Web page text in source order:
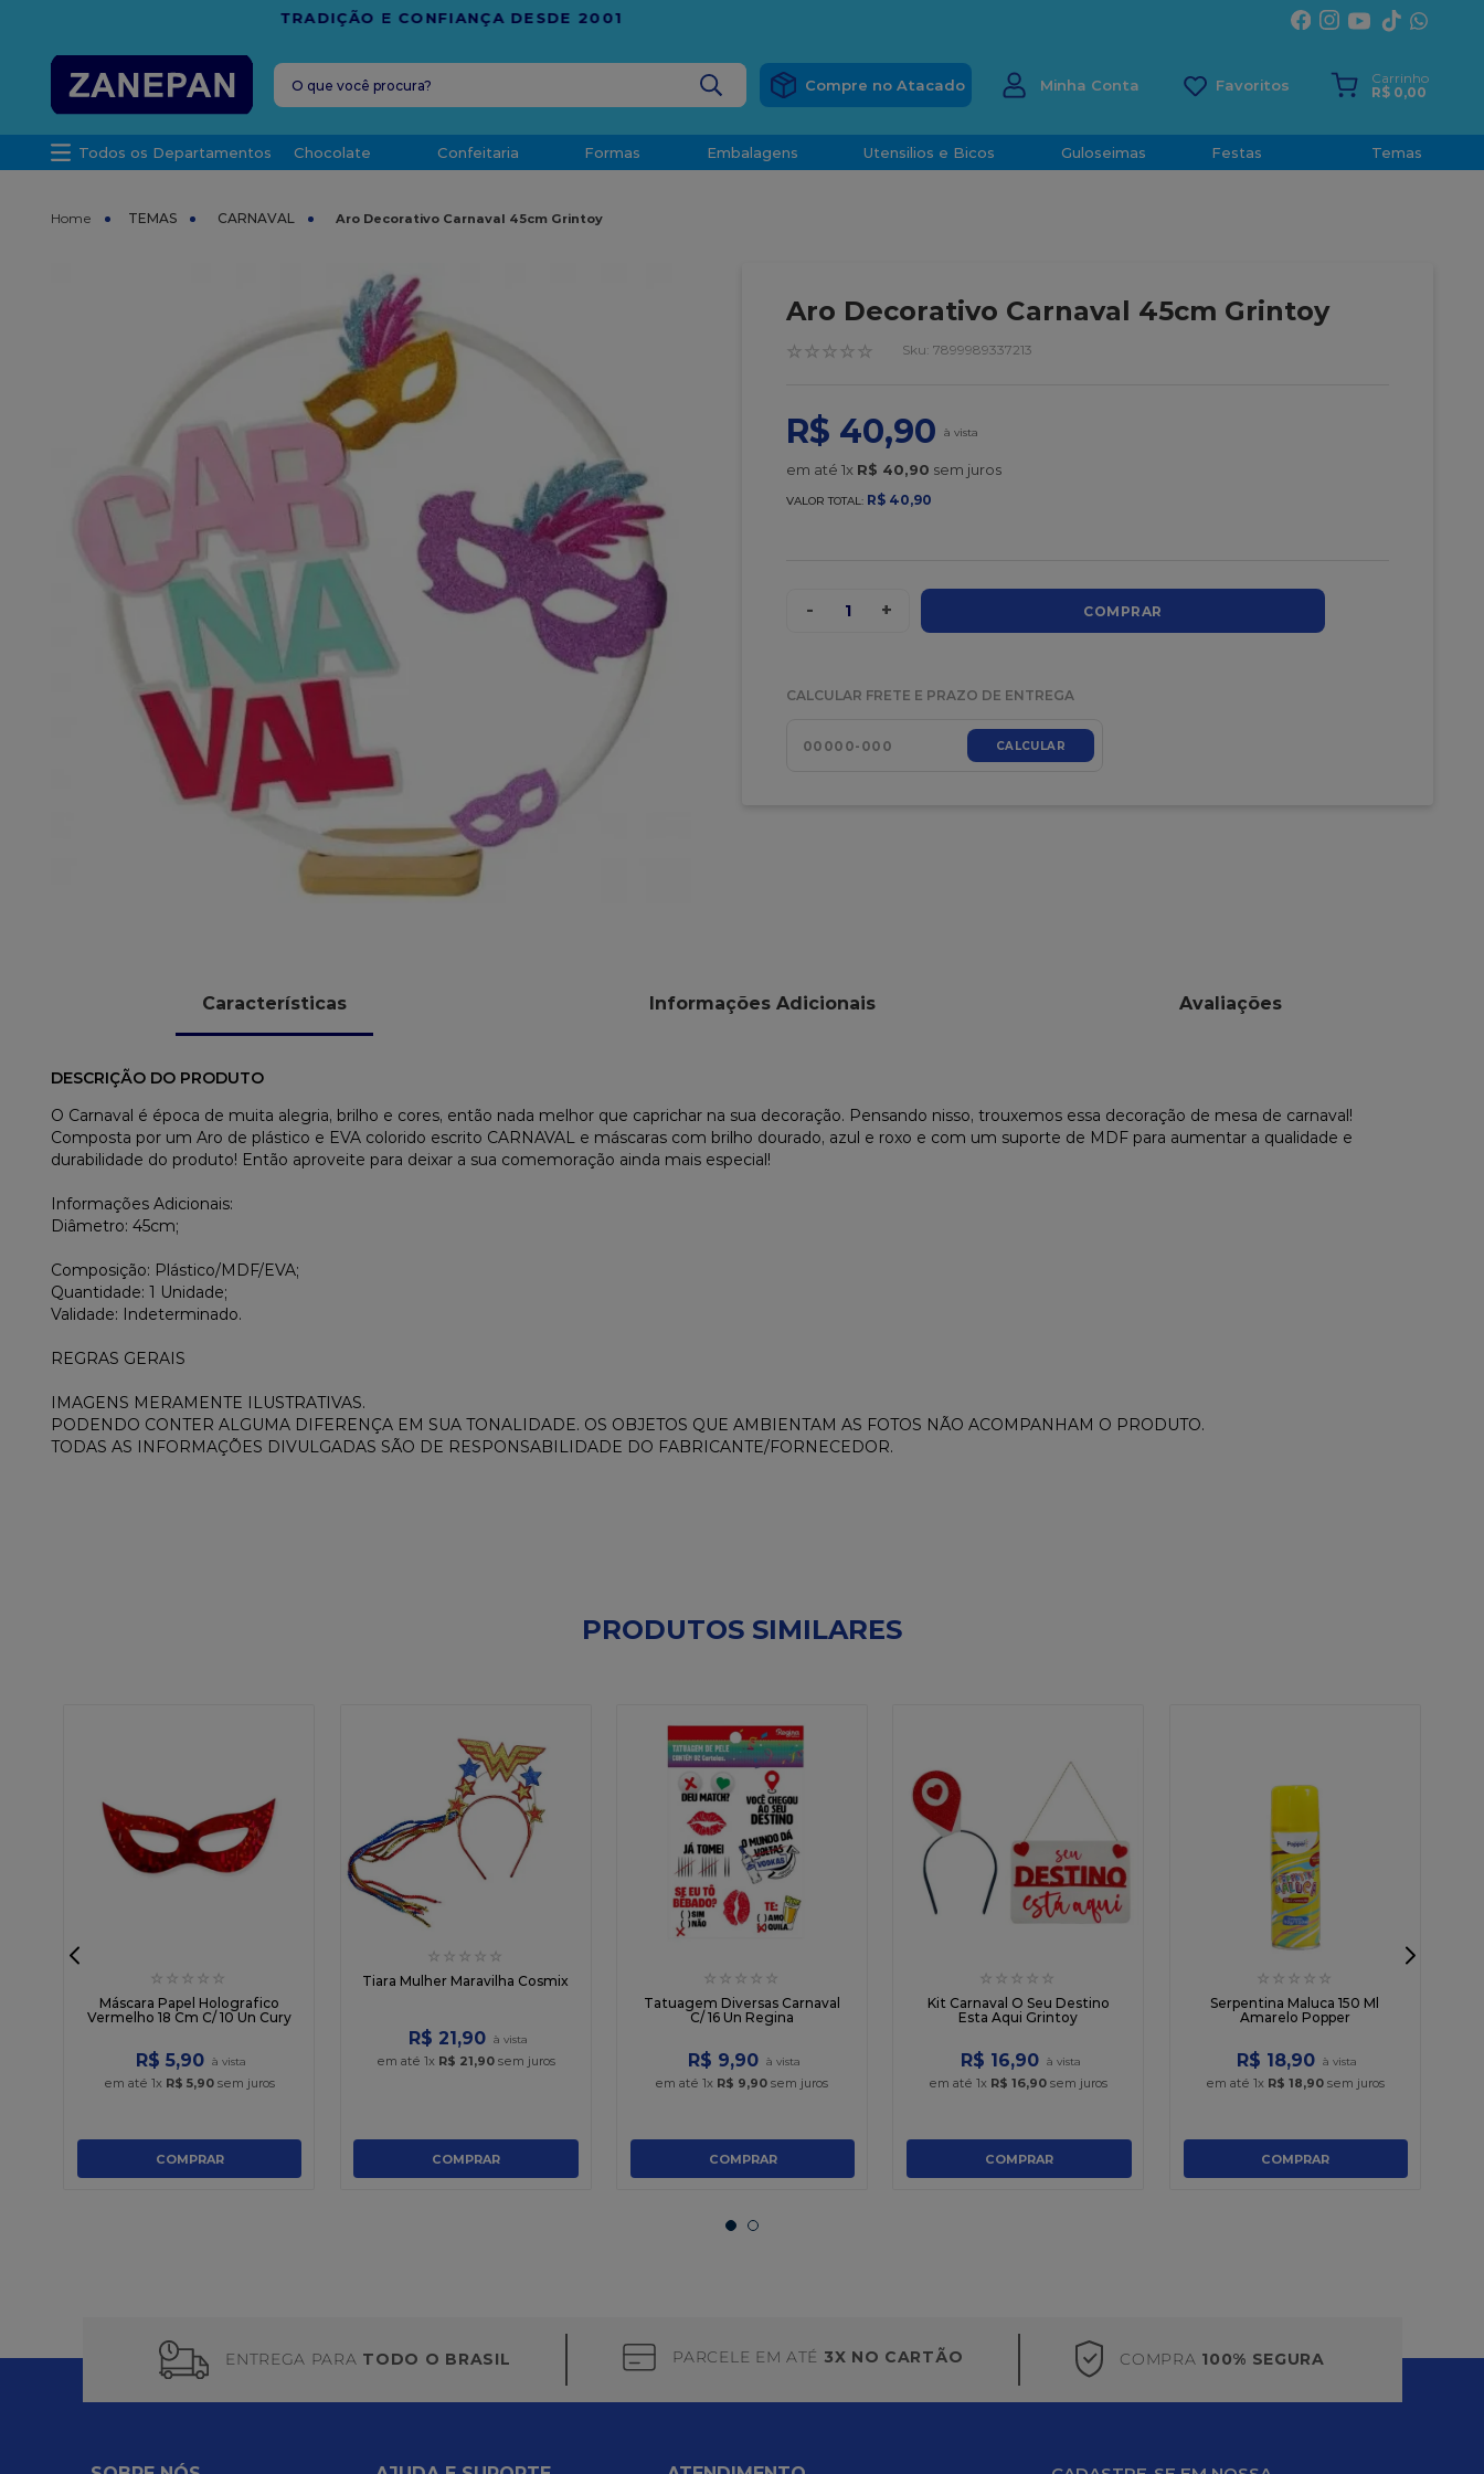
FRETE GRÁTISEM COMPRAS ACIMA DE R$ 1.000,00 PARA O ESPÍRITO SANTO
O que você procura?
Minha Conta
Carrinho
R$ 0,00
Todos os Departamentos Chocolate Confeitaria Formas Embalagens Utensilios e Bicos Guloseimas Festas Temas
TEMAS CARNAVAL Aro Decorativo Carnaval 45cm Grintoy
Aro Decorativo Carnaval 45cm Grintoy
☆ ☆ ☆ ☆ ☆ : 7899989337213
R$ 40,90
em até 1x R$ 40,90 sem juros
VALOR TOTAL: R$ 40,90
- 1 + COMPRAR
CALCULAR FRETE E PRAZO DE ENTREGA
CALCULAR
Características Informações Adicionais Avaliações
DESCRIÇÃO DO PRODUTO
O Carnaval é época de muita alegria, brilho e cores, então nada melhor que caprichar na sua decoração. Pensando nisso, trouxemos essa decoração de mesa de carnaval!
Composta por um Aro de plástico e EVA colorido escrito CARNAVAL e máscaras com brilho dourado, azul e roxo e com um suporte de MDF para aumentar a qualidade e
durabilidade do produto! Então aproveite para deixar a sua comemoração ainda mais especial!
Informações Adicionais:
Diâmetro: 45cm;
Composição: Plástico/MDF/EVA;
Quantidade: 1 Unidade;
Validade: Indeterminado.
REGRAS GERAIS
IMAGENS MERAMENTE ILUSTRATIVAS.
PODENDO CONTER ALGUMA DIFERENÇA EM SUA TONALIDADE. OS OBJETOS QUE AMBIENTAM AS FOTOS NÃO ACOMPANHAM O PRODUTO.
TODAS AS INFORMAÇÕES DIVULGADAS SÃO DE RESPONSABILIDADE DO FABRICANTE/FORNECEDOR.
PRODUTOS SIMILARES
☆ ☆ ☆ ☆ ☆
Máscara Papel Holografico
Vermelho 18 Cm C/ 10 Un Cury
R$ 5,90
em até 1x R$ 5,90sem juros
COMPRAR
☆ ☆ ☆ ☆ ☆
Tiara Mulher Maravilha Cosmix
R$ 21 ,90
em até 1x R$ 21,90sem juros
COMPRAR
☆ ☆ ☆ ☆ ☆
Tatuagem Diversas Carnaval
C/ 16 Un Regina
R$ 9,90
em até1x R$ 9,90 sem juros
COMPRAR
☆ ☆ ☆ ☆ ☆
Kit Carnaval O Seu Destino
Esta Aqui Grintoy
R$ 16,90
em até1x R$ 16,90 sem juros
COMPRAR
☆ ☆ ☆ ☆ ☆
Serpentina Maluca 150 Ml
Amarelo Popper
R$ 18,90
em até 1x R$ 18,90sem juros
COMPRAR
ENTREGA PARA TODO O BRASIL PARCELE EM ATÉ 3X NO CARTÃO COMPRA 100% SEGURA
caixa
4
5
6º
sacola
vabene
8
chocolate